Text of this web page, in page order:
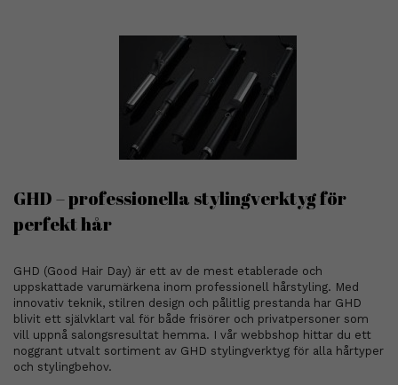
GHD – professionella stylingverktyg för
perfekt hår
GHD (Good Hair Day) är ett av de mest etablerade och
uppskattade varumärkena inom professionell hårstyling. Med
innovativ teknik, stilren design och pålitlig prestanda har GHD
blivit ett självklart val för både frisörer och privatpersoner som
vill uppnå salongsresultat hemma. I vår webbshop hittar du ett
noggrant utvalt sortiment av GHD stylingverktyg för alla hårtyper
och stylingbehov.